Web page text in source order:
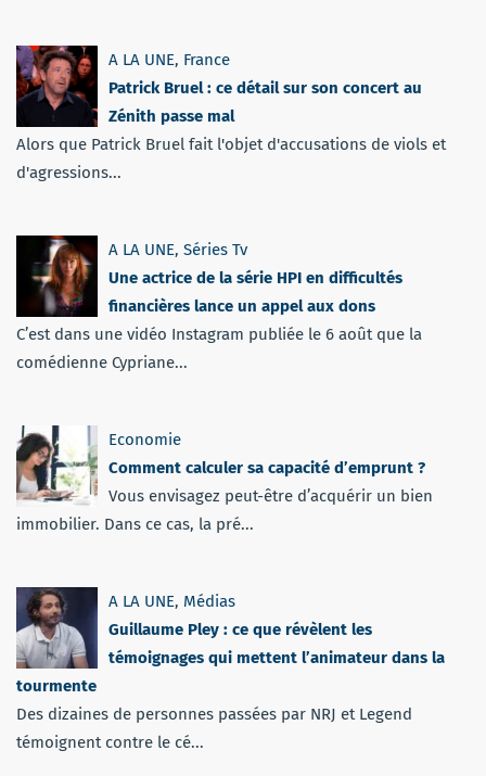
A LA UNE, France
Patrick Bruel : ce détail sur son concert au
Zénith passe mal
Alors que Patrick Bruel fait l'objet d'accusations de viols et
d'agressions...
A LA UNE, Séries Tv
Une actrice de la série HPI en difficultés
financières lance un appel aux dons
C’est dans une vidéo Instagram publiée le 6 août que la
comédienne Cypriane...
Economie
Comment calculer sa capacité d’emprunt ?
Vous envisagez peut-être d’acquérir un bien
immobilier. Dans ce cas, la pré...
A LA UNE, Médias
Guillaume Pley : ce que révèlent les
témoignages qui mettent l’animateur dans la
tourmente
Des dizaines de personnes passées par NRJ et Legend
témoignent contre le cé...